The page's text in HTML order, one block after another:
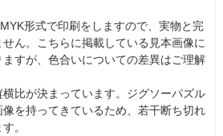
形式で印刷をしますので、実物と完
ん。こちらに掲載している見本画像に
すが、色合いについての差異はご理解
比が決まっています。ジグソーパズル
を持ってきているため、若干断ち切れ
。